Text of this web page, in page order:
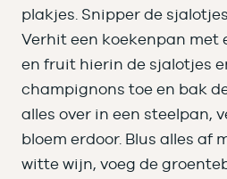
plakjes. Snipper de
Verhit een koekenpan met
en fruit hierin de sjalotjes
champignons toe en bak
alles over in een steelpan,
bloem erdoor. Blus alles af
witte wijn, voeg de